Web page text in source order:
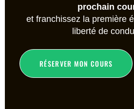
prochain
et franchissez la première
liberté de
RÉSERVER MON COURS